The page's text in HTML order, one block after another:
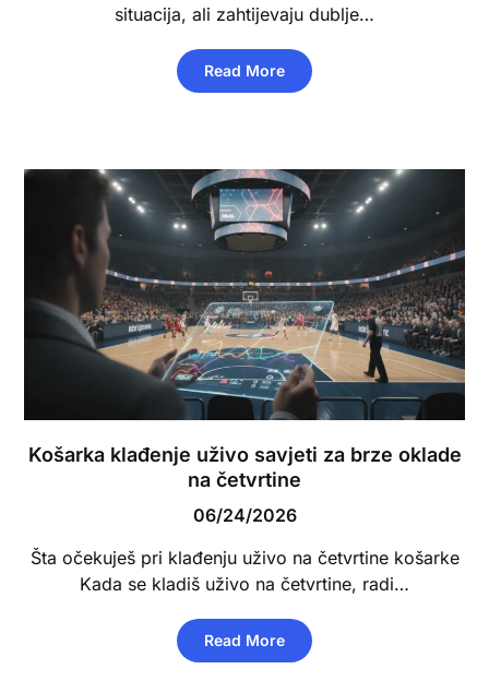
situacija, ali zahtijevaju dublje…
Read More
Košarka klađenje uživo savjeti za brze oklade
na četvrtine
06/24/2026
Šta očekuješ pri klađenju uživo na četvrtine košarke
Kada se kladiš uživo na četvrtine, radi…
Read More